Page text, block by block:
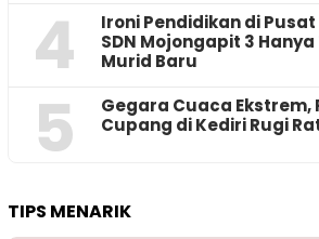
4
Ironi Pendidikan di
SDN Mojongapit 3
Murid Baru
5
‎Gegara Cuaca Ekstrem,
Cupang di Kediri Rugi
TIPS MENARIK